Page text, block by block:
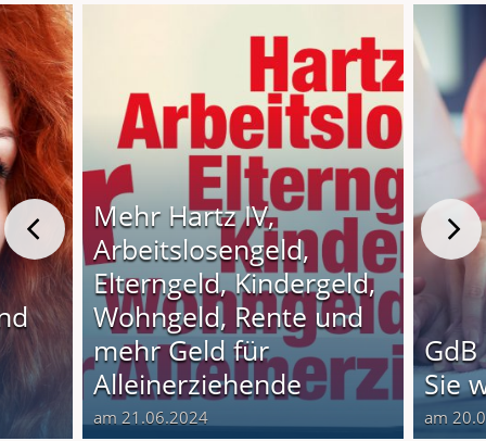
Mehr Hartz IV,
Arbeitslosengeld,
Elterngeld, Kindergeld,
Wohngeld, Rente und
mehr Geld für
Alleinerziehende
am 21.06.2024
Sie
am